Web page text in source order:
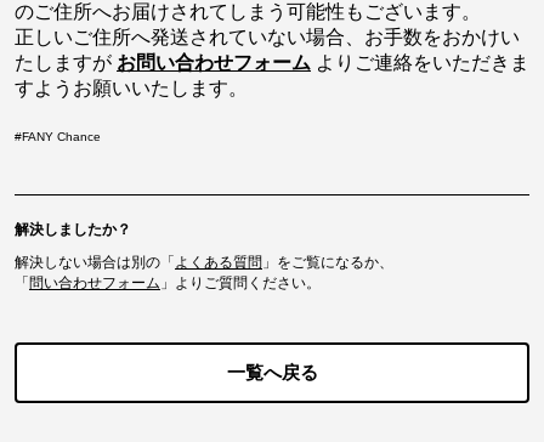
のご住所へお届けされてしまう可能性もございます。
正しいご住所へ発送されていない場合、お手数をおかけい
たしますが お問い合わせフォーム よりご連絡をいただきま
すようお願いいたします。
#FANY Chance
解決しましたか？
解決しない場合は別の「 よくある質問 」をご覧になるか、
「 問い合わせフォーム 」よりご質問ください。
一覧へ戻る